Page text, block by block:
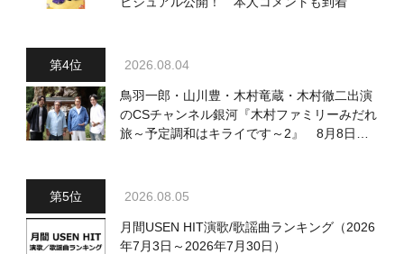
2026.08.04
鳥羽一郎・山川豊・木村竜蔵・木村徹二出演
のCSチャンネル銀河『木村ファミリーみだれ
旅～予定調和はキライです～2』 8月8日
2026.08.05
月間USEN HIT演歌/歌謡曲ランキング（2026
年7月3日～2026年7月30日）